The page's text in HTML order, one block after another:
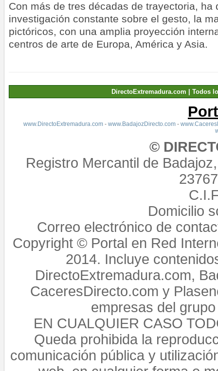
Con más de tres décadas de trayectoria, ha
investigación constante sobre el gesto, la
pictóricos, con una amplia proyección
centros de arte de Europa, América y Asia.
DirectoExtremadura.com | Todos
www.DirectoExtremadura.com- www.BadajozDirecto.com-
©
Registro Mercantil de
Domicilio
Correo electrónico de
Copyright © Portal en Red
2014. Incluye
DirectoExtremadura.com,
CaceresDirecto.com y
empresas del
EN CUALQUIER CASO
Queda prohibida la
comunicación pública y